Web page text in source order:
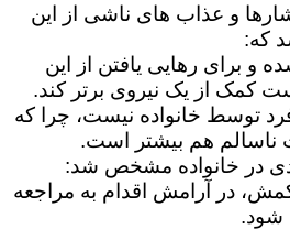
و عذاب های ناشی از این
که:
و برای رهایی یافتن از این
کمک از یک نیروی برتر کند.
توسط خانواده نیست، چرا که
ناسالم هم بیشتر است.
در خانواده مشخص شد:
در آرامش اقدام به مراجعه
شود.